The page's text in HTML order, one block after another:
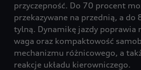
przyczepność. Do 70 procent
przekazywane na przednią, a do
tylną. Dynamikę jazdy poprawia
waga oraz kompaktowość
mechanizmu różnicowego, a
reakcje układu kierowniczego.